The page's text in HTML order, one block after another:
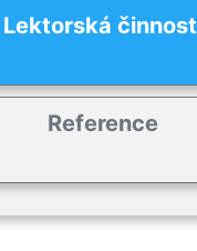
Lektorská činnost
Reference